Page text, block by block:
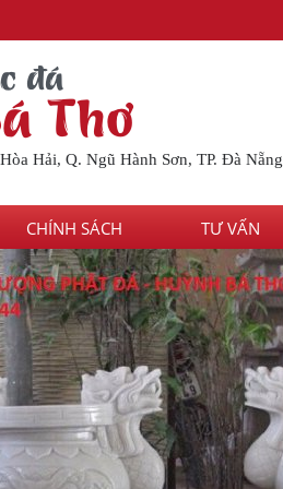
đá
Thơ
Hải, Q. Ngũ Hành Sơn, TP. Đà Nẵng
CHÍNH SÁCH TƯ VẤN